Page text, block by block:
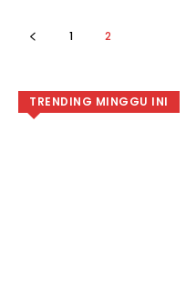
1 2
TRENDING MINGGU INI